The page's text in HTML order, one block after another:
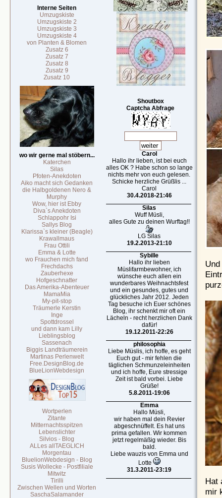
Interne Seiten
Umzugskiste
Umzugskiste 2
Umzugskiste 3
Umzugskiste 4
von Planten & Blomen
Zusatz 6
Zusatz 7
Zusatz 8
Zusatz 9
Zusatz 10
wo wir gerne mal stöbern...
Katerchen
Silas
Pfoten-Anekdoten
Aiko macht sich Gedanken
die Halbgoldenen Nero &
Murphy
Wow, hier ist Ebby
Diva`s Anekdoten
Schlappohr Isi
Sallys Blog
Klarissa`s kleiner (Beagle)
Krawallmaus
Frau Ottili
Emma & Lotte
wo Frauchen mich fand
Frechdachs
Zauberhexe
Hofgeschnatter
Das Amerika-Abenteuer
MamaMia
My-pit-stop
Träumerle Kerstin
Inge
Spottdrossel
und dann kam Lilly
Lieblingsblog
Sassenach
Biggis Landträumerein
Martinas Perlenwelt
Free.DesignBlog.de
BlueLionWebdesign
Wortperlen
Zitante
Mitternachtsspitzen
Lebenslichter
Silvios - Blog
ALLes allTAEGLICH
Morgentau
BluelionWebdesign - Blog
Susis Wollecke - Postfiliale
Mitwitz
Tirilli
Zwischen Wellen und Worten
SaschaSalamander
Shoutbox
Captcha Abfrage
Carol
Hallo ihr lieben, ist bei euch
alles OK ? Habe schon so lange
nichts mehr von euch gelesen.
Schicke herzliche Grüßlis ...
Carol
30.4.2018-21:46
Silas
Wuff Müsli,
alles Gute zu deinen Wurftag!!
LG Silas
19.2.2013-21:10
Sybille
Hallo ihr lieben
Müslifarmbewohner, ich
wünsche euch allen ein
wunderbares Weihnachtsfest
und ein gesundes, gutes und
glückliches Jahr 2012. Jeden
Tag besuche ich Euer schönes
Blog, ihr schenkt mir oft ein
Lächeln - recht herzlichen Dank
dafür!
19.12.2011-22:26
philosophia
Liebe Müslis, ich hoffe, es geht
Euch gut - mir fehlen die
täglichen Schmunzeleinheiten
und ich hoffe, Eure stressige
Zeit ist bald vorbei. Liebe
Grüße!
5.8.2011-19:06
Emma
Hallo Müsli,
wir haben mal dein Revier
abgeschnüffelt. Es hat uns
prima gefallen. Wir kommen
jetzt regelmäßig wieder. Bis
bald.
Liebe wauzis von Emma und
Lotte
31.3.2011-23:19
Hat
mir